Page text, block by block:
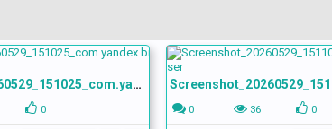
Screenshot_20260529_151025_com.yandex.browser
0 0 36 0